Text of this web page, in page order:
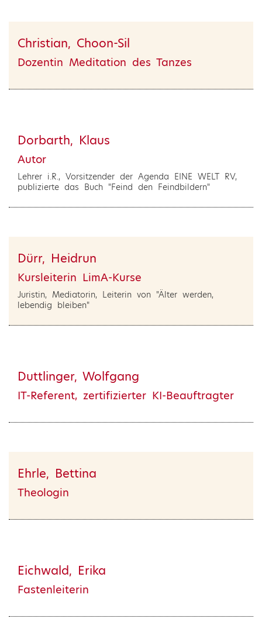
Christian, Choon-Sil
Dozentin Meditation des Tanzes
Dorbarth, Klaus
Autor
Lehrer i.R., Vorsitzender der Agenda EINE WELT RV,
publizierte das Buch "Feind den Feindbildern"
Dürr, Heidrun
Kursleiterin LimA-Kurse
Juristin, Mediatorin, Leiterin von "Älter werden,
lebendig bleiben"
Duttlinger, Wolfgang
IT-Referent, zertifizierter KI-Beauftragter
Ehrle, Bettina
Theologin
Eichwald, Erika
Fastenleiterin